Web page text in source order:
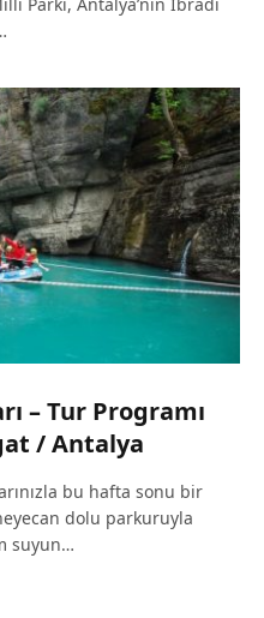
– Tur Programı
/ Antalya
bu hafta sonu bir
dolu parkuruyla
suyun…